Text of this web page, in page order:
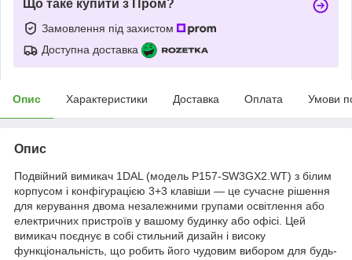
Що таке купити з Пром?
Замовлення під захистом
Доступна доставка
Опис Характеристики Доставка Оплата Умови
Опис
Подвійний вимикач 1DAL (модель P157-SW3GX2.WT) з білим
корпусом і конфігурацією 3+3 клавіши — це сучасне рішення
для керування двома незалежними групами освітлення або
електричних пристроїв у вашому будинку або офісі. Цей
вимикач поєднує в собі стильний дизайн і високу
функціональність, що робить його чудовим вибором для будь-